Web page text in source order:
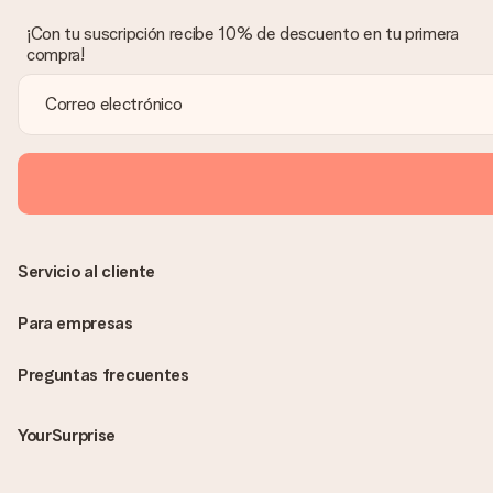
¡Con tu suscripción recibe 10% de descuento en tu primera
compra!
Preguntas frecuentes
YourSurprise
Servicio al cliente
Para empresas